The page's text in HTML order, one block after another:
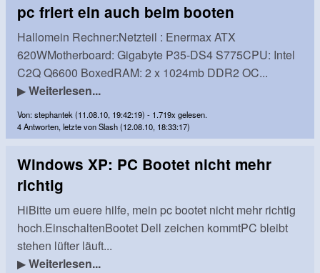
pc friert ein auch beim booten
Hallomein Rechner:Netzteil : Enermax ATX
620WMotherboard: Gigabyte P35-DS4 S775CPU: Intel
C2Q Q6600 BoxedRAM: 2 x 1024mb DDR2 OC...
▶Weiterlesen...
Von: stephantek (11.08.10, 19:42:19) - 1.719x gelesen.
4 Antworten, letzte von Slash (12.08.10, 18:33:17)
Windows XP: PC Bootet nicht mehr
richtig
HiBitte um euere hilfe, mein pc bootet nicht mehr richtig
hoch.EinschaltenBootet Dell zeichen kommtPC bleibt
stehen lüfter läuft...
▶Weiterlesen...